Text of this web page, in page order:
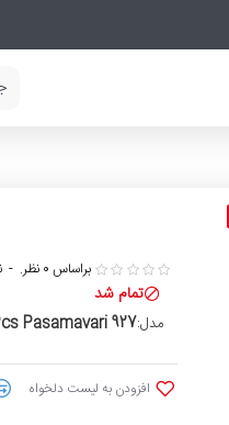
تمام شد
مدل:Pasamavari 927
براساس 0 نظر. -
افزودن به لیست دلخواه